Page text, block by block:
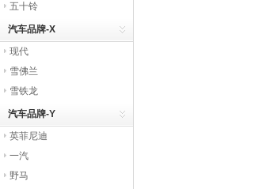
五十铃
汽车品牌-X
现代
雪佛兰
雪铁龙
汽车品牌-Y
英菲尼迪
一汽
野马